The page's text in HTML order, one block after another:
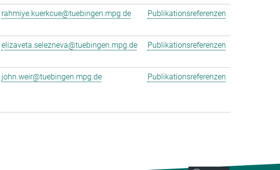
rahmiye.kuerkcue@tuebingen.mpg.de Publikationsreferenzen
elizaveta.selezneva@tuebingen.mpg.de Publikationsreferenzen
john.weir@tuebingen.mpg.de Publikationsreferenzen